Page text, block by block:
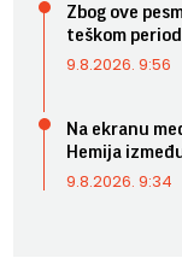
Zbog ove
teškom
9.8.2026. 9:56
Na ekranu
Hemija
9.8.2026. 9:34